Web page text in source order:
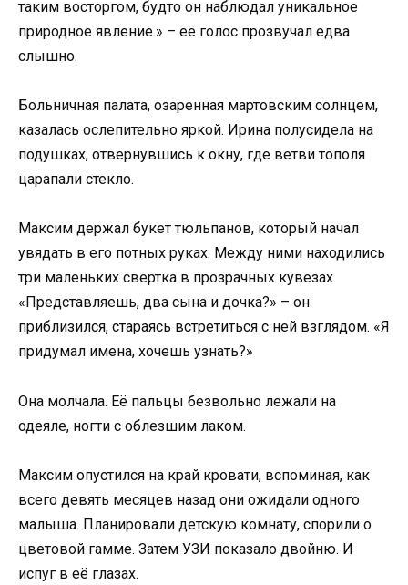
таким восторгом, будто он наблюдал уникальное
природное явление.» – её голос прозвучал едва
слышно.
Больничная палата, озаренная мартовским солнцем,
казалась ослепительно яркой. Ирина полусидела на
подушках, отвернувшись к окну, где ветви тополя
царапали стекло.
Максим держал букет тюльпанов, который начал
увядать в его потных руках. Между ними находились
три маленьких свертка в прозрачных кувезах.
«Представляешь, два сына и дочка?» – он
приблизился, стараясь встретиться с ней взглядом. «Я
придумал имена, хочешь узнать?»
Она молчала. Её пальцы безвольно лежали на
одеяле, ногти с облезшим лаком.
Максим опустился на край кровати, вспоминая, как
всего девять месяцев назад они ожидали одного
малыша. Планировали детскую комнату, спорили о
цветовой гамме. Затем УЗИ показало двойню. И
испуг в её глазах.